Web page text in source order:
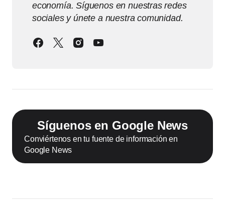
economía. Síguenos en nuestras redes
sociales y únete a nuestra comunidad.
Síguenos en Google News
Conviértenos en tu fuente de información en
Google News